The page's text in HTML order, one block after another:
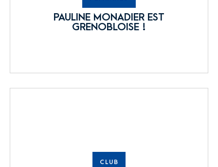
PAULINE MONADIER EST
GRENOBLOISE !
CLUB